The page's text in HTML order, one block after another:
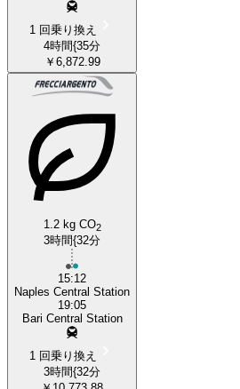
1 回乗り換え
4時間{35分
￥6,872.99
1.2 kg CO2
3時間{32分
15:12
Naples Central Station
19:05
Bari Central Station
1 回乗り換え
3時間{32分